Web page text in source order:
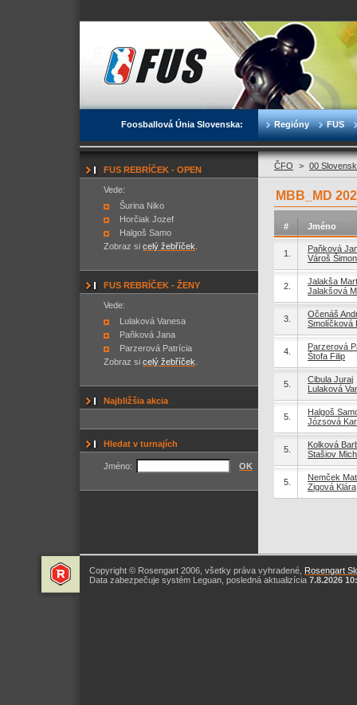
Foosballová Únia Slovenska: Regióny FUS
FUS REBRÍČEK - OPEN
Vede:
Šurina Niko
Horčiak Jozef
Halgoš Samo
Zobraz si celý žebříček
FUS REBRÍČEK - ŽENY
Vede:
Lulaková Vanesa
Paňková Jana
Parzerová Patrícia
Zobraz si celý žebříček
Najbližšia akcia
Hledat v turnajích
Jméno: OK
ČFO > 00
MBB_MD
# Jméno
1.
Paňková
Vároš Šimon
2.
Jalakša
Jalakšová
3.
Očenáš
Smolíčková
4.
Parzerová
Štofa Filip
5.
Cibula Juraj
Lulaková
5.
Halgoš
Józsová
5.
Kolková
Stašiov
5.
Nemček
Zigová Klára
Copyright © Rosengart 2006, všetky práva vyhradené, Rosengart
Data zabezpečuje systém Leguan, posledná aktualizícia 7.8.2026